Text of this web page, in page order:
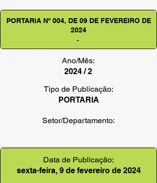
PORTARIA Nº 004, DE 09 DE FEVEREIRO DE
2024
-
Ano/Mês:
2024 / 2
Tipo de Publicação:
PORTARIA
Setor/Departamento:
Data de Publicação:
sexta-feira, 9 de fevereiro de 2024